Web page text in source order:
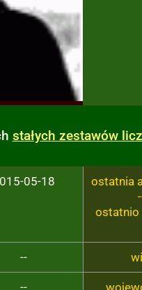
stałych zestawów
05-18
ostatnia
ostatnio
--
--